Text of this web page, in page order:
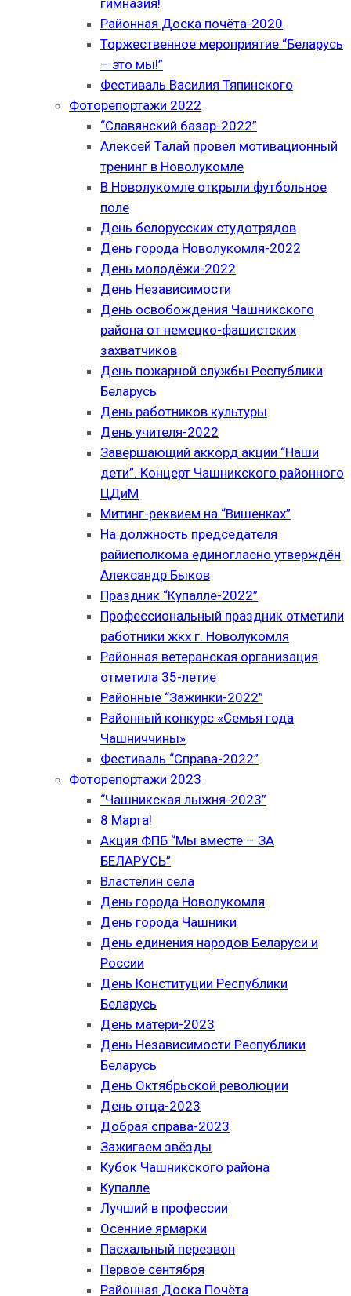
гимназия!
Районная Доска почёта-2020
Торжественное мероприятие “Беларусь
– это мы!”
Фестиваль Василия Тяпинского
Фоторепортажи 2022
“Славянский базар-2022”
Алексей Талай провел мотивационный
тренинг в Новолукомле
В Новолукомле открыли футбольное
поле
День белорусских студотрядов
День города Новолукомля-2022
День молодёжи-2022
День Независимости
День освобождения Чашникского
района от немецко-фашистских
захватчиков
День пожарной службы Республики
Беларусь
День работников культуры
День учителя-2022
Завершающий аккорд акции “Наши
дети”. Концерт Чашникского районного
ЦДиМ
Митинг-реквием на “Вишенках”
На должность председателя
райисполкома единогласно утверждён
Александр Быков
Праздник “Купалле-2022”
Профессиональный праздник отметили
работники жкх г. Новолукомля
Районная ветеранская организация
отметила 35-летие
Районные “Зажинки-2022”
Районный конкурс «Семья года
Чашниччины»
Фестиваль “Справа-2022”
Фоторепортажи 2023
“Чашникская лыжня-2023”
8 Марта!
Акция ФПБ “Мы вместе – ЗА
БЕЛАРУСЬ”
Властелин села
День города Новолукомля
День города Чашники
День единения народов Беларуси и
России
День Конституции Республики
Беларусь
День матери-2023
День Независимости Республики
Беларусь
День Октябрьской революции
День отца-2023
Добрая справа-2023
Зажигаем звёзды
Кубок Чашникского района
Купалле
Лучший в профессии
Осенние ярмарки
Пасхальный перезвон
Первое сентября
Районная Доска Почёта